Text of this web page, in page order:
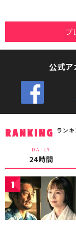
プ
公式ア
RANKING ラン
DAILY
24時間
1